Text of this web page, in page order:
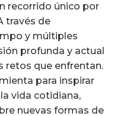
recorrido único por
través de
y múltiples
profunda y actual
retos que enfrentan.
para inspirar
vida cotidiana,
nuevas formas de